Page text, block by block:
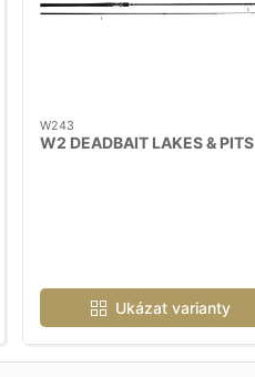
W243
W2 DEADBAIT LAKES & PITS
Ukázat varianty